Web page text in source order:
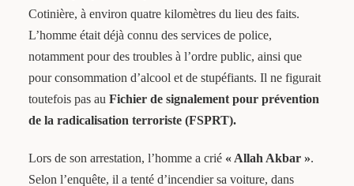
Cotinière, à environ quatre kilomètres du lieu des faits.
L’homme était déjà connu des services de police,
notamment pour des troubles à l’ordre public, ainsi que
pour consommation d’alcool et de stupéfiants. Il ne figurait
toutefois pas au Fichier de signalement pour prévention
de la radicalisation terroriste (FSPRT).
Lors de son arrestation, l’homme a crié « Allah Akbar ».
Selon l’enquête, il a tenté d’incendier sa voiture, dans